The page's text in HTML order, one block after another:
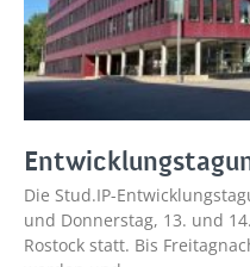
Die Stud.IP-
und Donnerstag, 13. und
Rostock statt. Bis